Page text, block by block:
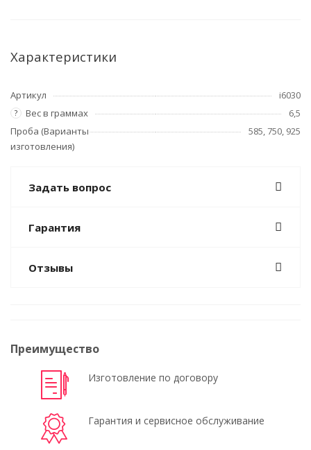
Характеристики
Артикул i6030
? Вес в граммах
6,5
Проба (Варианты
изготовления)
585, 750, 925
Задать вопрос
Гарантия
Отзывы
Преимущество
Изготовление по договору
Гарантия и сервисное обслуживание